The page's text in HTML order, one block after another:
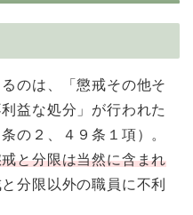
のは、「懲戒その他そ
益な処分」が行われた
の２、４９条１項）。
と分限は当然に含まれ
分限以外の職員に不利